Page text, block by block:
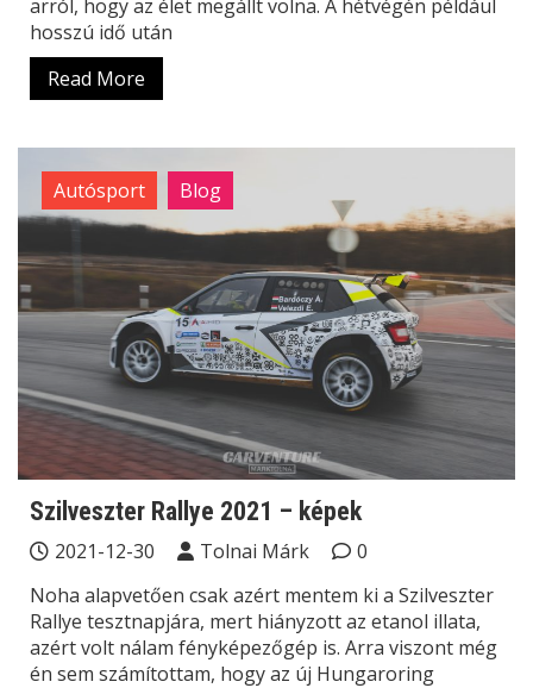
arról, hogy az élet megállt volna. A hétvégén például
hosszú idő után
Read More
Autósport Blog
Szilveszter Rallye 2021 – képek
2021-12-30 Tolnai Márk
0
Noha alapvetően csak azért mentem ki a Szilveszter
Rallye tesztnapjára, mert hiányzott az etanol illata,
azért volt nálam fényképezőgép is. Arra viszont még
én sem számítottam, hogy az új Hungaroring